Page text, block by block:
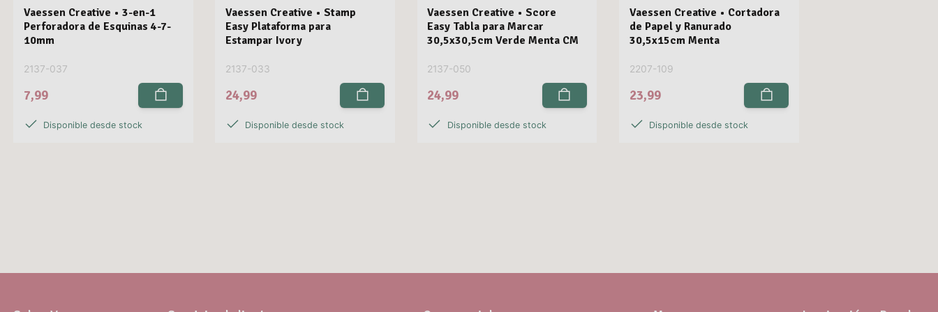
Vaessen Creative • 3-en-1
Perforadora de Esquinas 4-7-
10mm
2137-037
7,99
Disponible desde stock
Vaessen Creative • Stamp
Easy Plataforma para
Estampar Ivory
2137-033
24,99
Disponible desde stock
Vaessen Creative • Score
Easy Tabla para Marcar
30,5x30,5cm Verde Menta CM
2137-050
24,99
Disponible desde stock
Vaessen Creative • Cortadora
de Papel y Ranurado
30,5x15cm Menta
2207-109
23,99
Disponible desde stock